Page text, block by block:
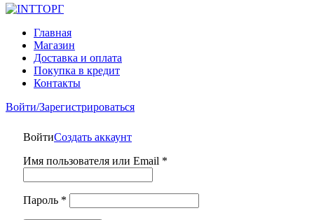
Главная
Магазин
Доставка и оплата
Покупка в кредит
Контакты
Войти/Зарегистрироваться
ВойтиСоздать аккаунт
Имя пользователя или Email *
Пароль *